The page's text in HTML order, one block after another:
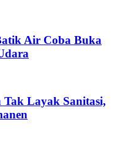
Air Coba Buka
Layak Sanitasi,